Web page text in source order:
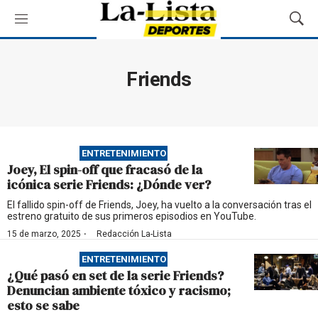
M
e
M
o
ú
s
q
u
e
Friends
ENTRETENIMIENTO
Joey, El spin-off que fracasó de la
icónica serie Friends: ¿Dónde ver?
El fallido spin-off de Friends, Joey, ha vuelto a la conversación tras el
estreno gratuito de sus primeros episodios en YouTube.
15 de marzo, 2025 · Redacción La-Lista
ENTRETENIMIENTO
¿Qué pasó en set de la serie Friends?
Denuncian ambiente tóxico y racismo;
esto se sabe